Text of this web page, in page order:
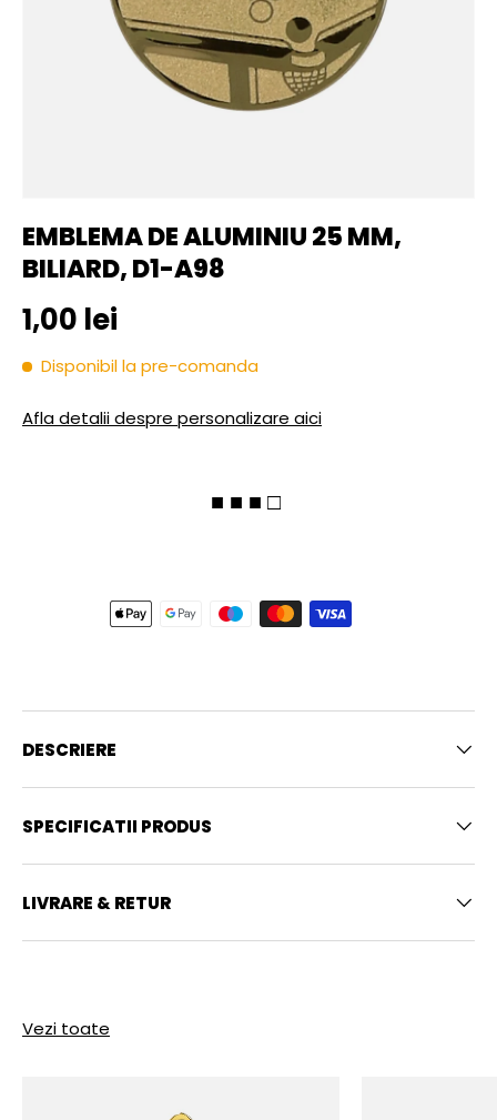
EMBLEMA DE ALUMINIU 25 MM,
BILIARD, D1-A98
Pret initial
1,00 lei
Disponibil la pre-comanda
Afla detalii despre personalizare aici
■ ■ ■ □
DESCRIERE
SPECIFICATII PRODUS
LIVRARE & RETUR
Vezi toate